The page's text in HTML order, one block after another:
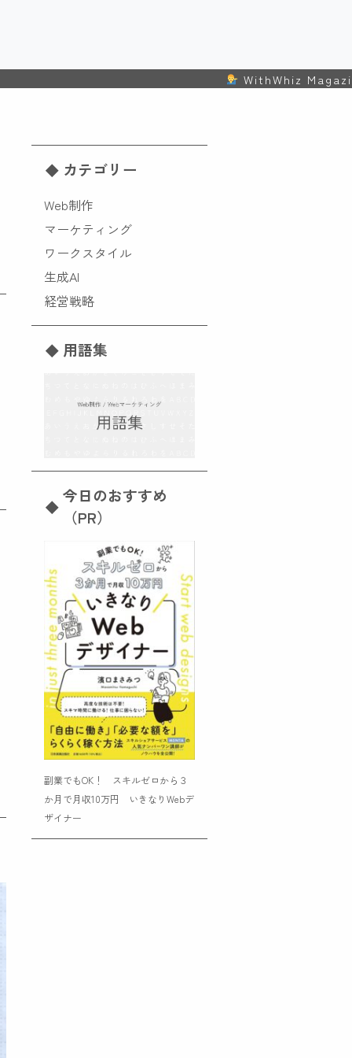
WithWhiz Magazine（ウィズウィズマガ
カテゴリー
Web制作
マーケティング
ワークスタイル
生成AI
経営戦略
用語集
今日のおすすめ
（PR）
副業でもOK！ スキルゼロから３
か月で月収10万円 いきなりWebデ
ザイナー